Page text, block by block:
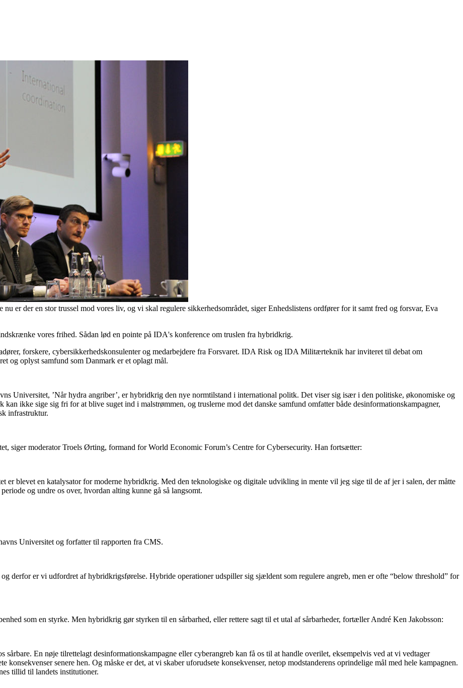
er der en stor trussel mod vores liv, og vi skal regulere sikkerhedsområdet, siger Enhedslistens ordfører for it samt fred og forsvar, Eva
vores frihed. Sådan lød en pointe på IDA's konference om truslen fra hybridkrig.
forskere, cybersikkerhedskonsulenter og medarbejdere fra Forsvaret. IDA Risk og IDA Militærteknik har inviteret til debat om
og oplyst samfund som Danmark er et oplagt mål.
Universitet, ’Når hydra angriber’, er hybridkrig den nye normtilstand i international politk. Det viser sig især i den politiske, økonomiske og
ikke sige sig fri for at blive suget ind i malstrømmen, og truslerne mod det danske samfund omfatter både desinformationskampagner,
infrastruktur.
siger moderator Troels Ørting, formand for World Economic Forum’s Centre for Cybersecurity. Han fortsætter:
er blevet en katalysator for moderne hybridkrig. Med den teknologiske og digitale udvikling in mente vil jeg sige til de af jer i salen, der måtte
og undre os over, hvordan alting kunne gå så langsomt.
Universitet og forfatter til rapporten fra CMS.
derfor er vi udfordret af hybridkrigsførelse. Hybride operationer udspiller sig sjældent som regulere angreb, men er ofte “below threshold” for
som en styrke. Men hybridkrig gør styrken til en sårbarhed, eller rettere sagt til et utal af sårbarheder, fortæller André Ken Jakobsson:
En nøje tilrettelagt desinformationskampagne eller cyberangreb kan få os til at handle overilet, eksempelvis ved at vi vedtager
senere hen. Og måske er det, at vi skaber uforudsete konsekvenser, netop modstanderens oprindelige mål med hele kampagnen.
tillid til landets institutioner.